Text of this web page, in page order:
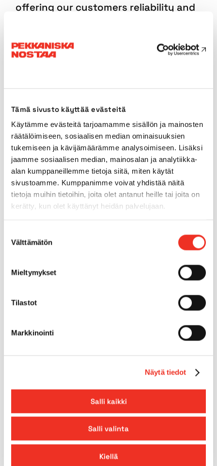
Tämä sivusto käyttää evästeitä
Käytämme evästeitä tarjoamamme sisällön ja mainosten
räätälöimiseen, sosiaalisen median ominaisuuksien
tukemiseen ja kävijämäärämme analysoimiseen. Lisäksi
jaamme sosiaalisen median, mainosalan ja analytiikka-
alan kumppaneillemme tietoja siitä, miten käytät
sivustoamme. Kumppanimme voivat yhdistää näitä
tietoja muihin tietoihin, joita olet antanut heille tai joita on
kerätty, kun olet käyttänyt heidän palvelujaan.
valinta
Välttämätön
Mieltymykset
Tilastot
Markkinointi
Näytä tiedot
Salli kaikki
Salli valinta
Kiellä
offering our customers reliability and
the execution of a wide variety of
ensure that every job runs safely and precisely.
For the most challenging lifts, our engineers can
create detailed lifting plans and ensure the
success of the job.
Our crane trucks also make it possible to perform
transport tasks. The trucks can be equipped with
trailers, further increasing transport capacity.
Whether it’s a large or small project, Pekkaniska’s
F1750R
Euro VI
Euro VI
F2350RL
235 tm